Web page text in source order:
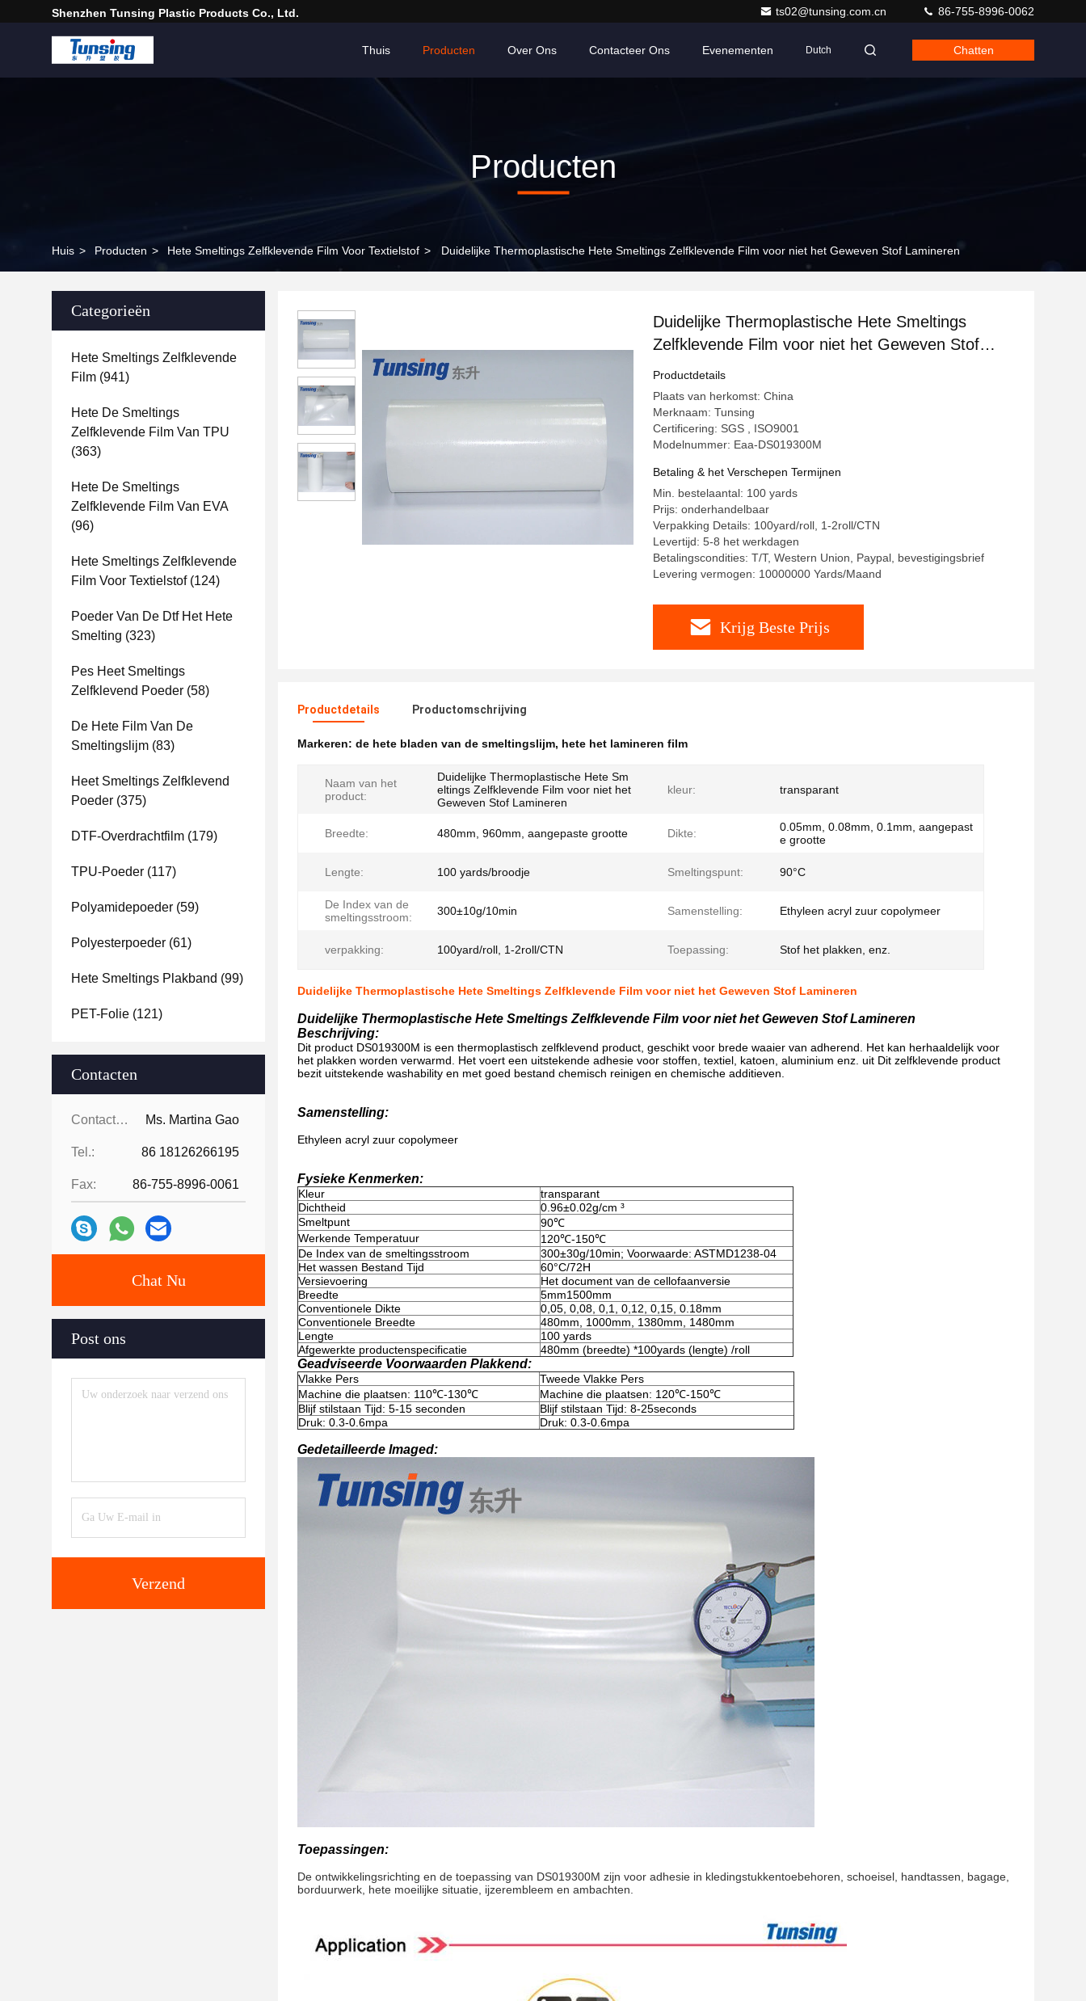
Shenzhen Tunsing Plastic Products Co., Ltd. ts02@tunsing.com.cn 86-755-8996-0062
Thuis Producten Over Ons Contacteer Ons Evenementen Dutch Chatten
Producten
Huis > Producten > Hete Smeltings Zelfklevende Film Voor Textielstof > Duidelijke Thermoplastische Hete Smeltings Zelfklevende Film voor niet het Geweven Stof Lamineren
Categorieën
Hete Smeltings Zelfklevende
Film (941)
Hete De Smeltings
Zelfklevende Film Van TPU
(363)
Hete De Smeltings
Zelfklevende Film Van EVA
(96)
Hete Smeltings Zelfklevende
Film Voor Textielstof(124)
Poeder Van De Dtf Het Hete
Smelting (323)
Pes Heet Smeltings
Zelfklevend Poeder (58)
De Hete Film Van De
Smeltingslijm (83)
Heet Smeltings Zelfklevend
Poeder (375)
DTF-Overdrachtfilm (179)
TPU-Poeder (117)
Polyamidepoeder (59)
Polyesterpoeder (61)
Hete Smeltings Plakband (99)
PET-Folie (121)
Contacten
Contacten: Ms. Martina Gao
Tel.: 86 18126266195
Fax: 86-755-8996-0061
Chat Nu
Post ons
Verzend
Duidelijke Thermoplastische Hete Smeltings
Zelfklevende Film voor niet het Geweven Stof
Lamineren
Productdetails
Plaats van herkomst: China
Merknaam: Tunsing
Certificering: SGS , ISO9001
Modelnummer: Eaa-DS019300M
Betaling & het Verschepen Termijnen
Min. bestelaantal: 100 yards
Prijs: onderhandelbaar
Verpakking Details: 100yard/roll, 1-2roll/CTN
Levertijd: 5-8 het werkdagen
Betalingscondities: T/T, Western Union, Paypal, bevestigingsbrief
Levering vermogen: 10000000 Yards/Maand
Krijg Beste Prijs
Productdetails Productomschrijving
Markeren: de hete bladen van de smeltingslijm, hete het lamineren film
Naam van het
product:
Duidelijke Thermoplastische Hete Sm
eltings Zelfklevende Film voor niet het
Geweven Stof Lamineren
kleur: transparant
Breedte: 480mm, 960mm, aangepaste grootte Dikte:
0.05mm, 0.08mm, 0.1mm, aangepast
e grootte
Lengte: 100 yards/broodje Smeltingspunt: 90°C
De Index van de
smeltingsstroom:
300±10g/10min Samenstelling: Ethyleen acryl zuur copolymeer
verpakking: 100yard/roll, 1-2roll/CTN Toepassing: Stof het plakken, enz.
Duidelijke Thermoplastische Hete Smeltings Zelfklevende Film voor niet het Geweven Stof Lamineren
Duidelijke Thermoplastische Hete Smeltings Zelfklevende Film voor niet het Geweven Stof Lamineren
Beschrijving:
Dit product DS019300M is een thermoplastisch zelfklevend product, geschikt voor brede waaier van adherend. Het kan herhaaldelijk voor
het plakken worden verwarmd. Het voert een uitstekende adhesie voor stoffen, textiel, katoen, aluminium enz. uit Dit zelfklevende product
bezit uitstekende washability en met goed bestand chemisch reinigen en chemische additieven.
Samenstelling:
Ethyleen acryl zuur copolymeer
Fysieke Kenmerken:
Kleur
transparant
Dichtheid
0.96±0.02g/cm ³
Smeltpunt
90℃
Werkende Temperatuur
120℃-150℃
De Index van de smeltingsstroom
300±30g/10min; Voorwaarde: ASTMD1238-04
Het wassen Bestand Tijd
60°C/72H
Versievoering
Het document van de cellofaanversie
Breedte
5mm1500mm
Conventionele Dikte
0,05, 0,08, 0,1, 0,12, 0,15, 0.18mm
Conventionele Breedte
480mm, 1000mm, 1380mm, 1480mm
Lengte
100 yards
Afgewerkte productenspecificatie
480mm (breedte) *100yards (lengte) /roll
Geadviseerde Voorwaarden Plakkend:
Vlakke Pers
Tweede Vlakke Pers
Machine die plaatsen: 110℃-130℃
Machine die plaatsen: 120℃-150℃
Blijf stilstaan Tijd: 5-15 seconden
Blijf stilstaan Tijd: 8-25seconds
Druk: 0.3-0.6mpa
Druk: 0.3-0.6mpa
Gedetailleerde Imaged:
Toepassingen:
De ontwikkelingsrichting en de toepassing van DS019300M zijn voor adhesie in kledingstukkentoebehoren, schoeisel, handtassen, bagage,
borduurwerk, hete moeilijke situatie, ijzerembleem en ambachten.